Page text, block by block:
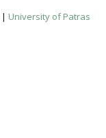
| University of Patras